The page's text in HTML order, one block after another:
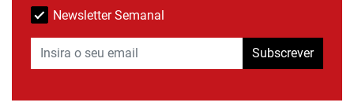
Newsletter Semanal
Subscrever